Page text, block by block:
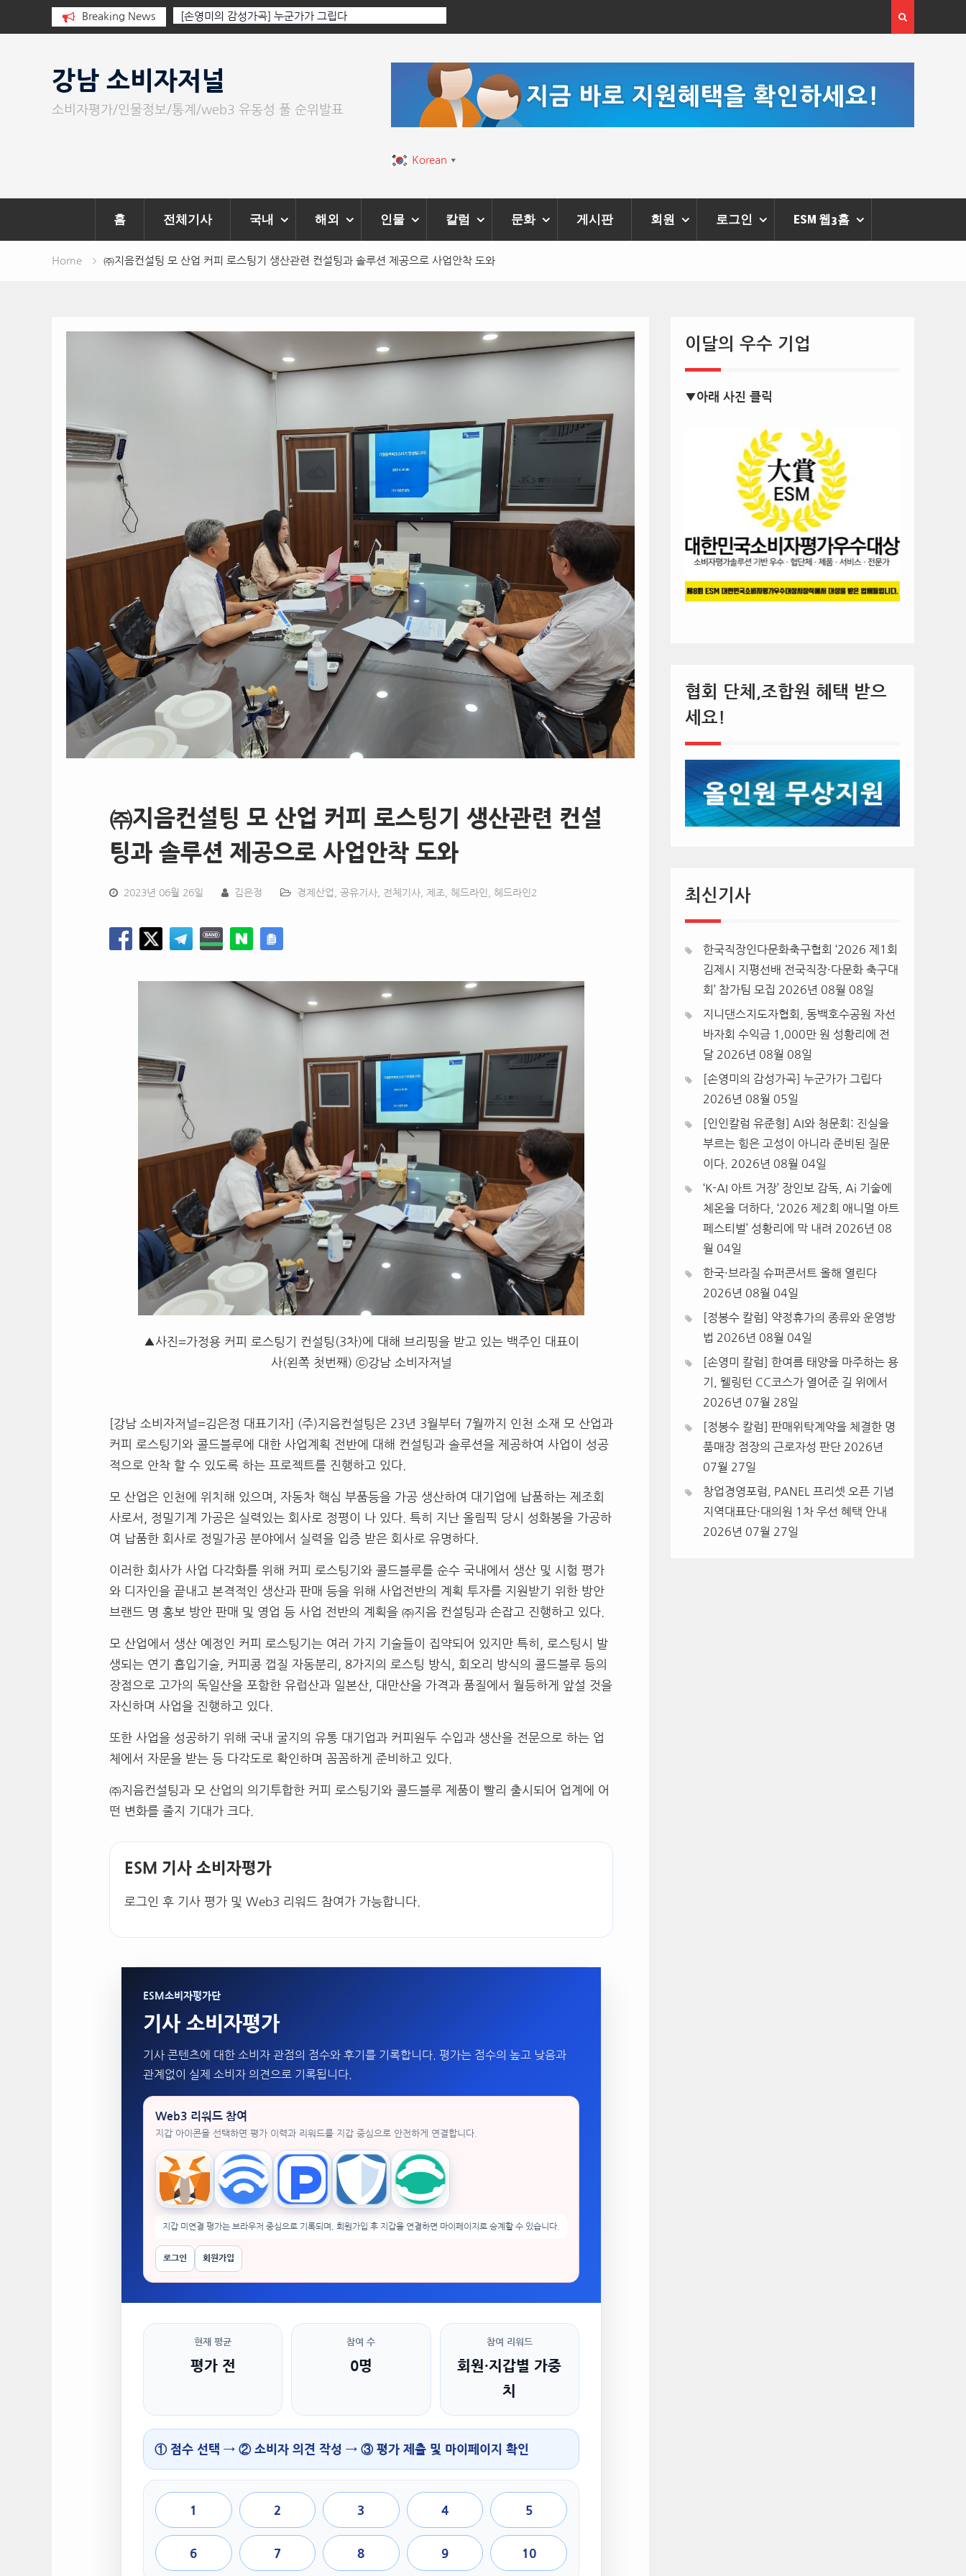
Breaking News
동백호수공원 자선 바자회 수익금
전달
[손영미의 감성가곡] 누군가가 그립다
이 아니라 준비된 질문이다.
‘K-AI 아트 거장’ 장인보 감독, Ai 기술에 체온을 더하
‘2026 제2회 애니멀 아트 페스티벌’ 성황리에 막 내려
강남 소비자저널
소비자평가/인물정보/통계/web3 유동성 풀 순위발표
Korean ▼
홈 전체기사 국내 해외 인물 칼럼 문화 게시판 회원 로그인 ESM 웹3홈
Home ㈜지음컨설팅 모 산업 커피 로스팅기 생산관련 컨설팅과 솔루션 제공으로 사업안착 도와
㈜지음컨설팅 모 산업 커피 로스팅기 생산관련 컨설
팅과 솔루션 제공으로 사업안착 도와
2023년 06월 26일 김은정 경제산업 공유기사 전체기사 제조 헤드라인 헤드라인2
▲사진=가정용 커피 로스팅기 컨설팅(3차)에 대해 브리핑을 받고 있는 백주인 대표이
사(왼쪽 첫번째) ⓒ강남 소비자저널
[강남 소비자저널=김은정 대표기자] (주)지음컨설팅은 23년 3월부터 7월까지 인천 소재 모 산업과
커피 로스팅기와 콜드블루에 대한 사업계획 전반에 대해 컨설팅과 솔루션을 제공하여 사업이 성공
적으로 안착 할 수 있도록 하는 프로젝트를 진행하고 있다.
모 산업은 인천에 위치해 있으며, 자동차 핵심 부품등을 가공 생산하여 대기업에 납품하는 제조회
사로서, 정밀기계 가공은 실력있는 회사로 정평이 나 있다. 특히 지난 올림픽 당시 성화봉을 가공하
여 납품한 회사로 정밀가공 분야에서 실력을 입증 받은 회사로 유명하다.
이러한 회사가 사업 다각화를 위해 커피 로스팅기와 콜드블루를 순수 국내에서 생산 및 시험 평가
와 디자인을 끝내고 본격적인 생산과 판매 등을 위해 사업전반의 계획 투자를 지원받기 위한 방안
브랜드 명 홍보 방안 판매 및 영업 등 사업 전반의 계획을 ㈜지음 컨설팅과 손잡고 진행하고 있다.
모 산업에서 생산 예정인 커피 로스팅기는 여러 가지 기술들이 집약되어 있지만 특히, 로스팅시 발
생되는 연기 흡입기술, 커피콩 껍질 자동분리, 8가지의 로스팅 방식, 회오리 방식의 콜드블루 등의
장점으로 고가의 독일산을 포함한 유럽산과 일본산, 대만산을 가격과 품질에서 월등하게 앞설 것을
자신하며 사업을 진행하고 있다.
또한 사업을 성공하기 위해 국내 굴지의 유통 대기업과 커피원두 수입과 생산을 전문으로 하는 업
체에서 자문을 받는 등 다각도로 확인하며 꼼꼼하게 준비하고 있다.
㈜지음컨설팅과 모 산업의 의기투합한 커피 로스팅기와 콜드블루 제품이 빨리 출시되어 업계에 어
떤 변화를 줄지 기대가 크다.
ESM 기사 소비자평가
로그인 후 기사 평가 및 Web3 리워드 참여가 가능합니다.
ESM소비자평가단
기사 소비자평가
기사 콘텐츠에 대한 소비자 관점의 점수와 후기를 기록합니다. 평가는 점수의 높고 낮음과
관계없이 실제 소비자 의견으로 기록됩니다.
Web3 리워드 참여
지갑 아이콘을 선택하면 평가 이력과 리워드를 지갑 중심으로 안전하게 연결합니다.
MetaMask WalletConnectTokenPocket Trust Wallet imToken
지갑 미연결 평가는 브라우저 중심으로 기록되며, 회원가입 후 지갑을 연결하면 마이페이지로 승계할 수 있습니다.
로그인 회원가입
현재 평균
평가 전
참여 수
0명
참여 리워드
회원·지갑별 가중
치
① 점수 선택 → ② 소비자 의견 작성 → ③ 평가 제출 및 마이페이지 확인
1 2 3 4 5
6 7 8 9 10
이달의 우수 기업
▼아래 사진 클릭
협회 단체,조합원 혜택 받으
세요!
최신기사
한국직장인다문화축구협회 ‘2026 제1회
김제시 지평선배 전국직장·다문화 축구대
회’ 참가팀 모집 2026년 08월 08일
지니댄스지도자협회, 동백호수공원 자선
바자회 수익금 1,000만 원 성황리에 전
달 2026년 08월 08일
[손영미의 감성가곡] 누군가가 그립다
2026년 08월 05일
[인인칼럼 유준형] AI와 청문회: 진실을
부르는 힘은 고성이 아니라 준비된 질문
이다.
2026년 08월 04일
‘K-AI 아트 거장’ 장인보 감독, Ai 기술에
체온을 더하다, ‘2026 제2회 애니멀 아트
페스티벌’ 성황리에 막 내려 2026년 08
월 04일
한국·브라질 슈퍼콘서트 올해 열린다
2026년 08월 04일
[정봉수 칼럼] 약정휴가의 종류와 운영방
법 2026년 08월 04일
[손영미 칼럼] 한여름 태양을 마주하는 용
기, 웰링턴 CC코스가 열어준 길 위에서
2026년 07월 28일
[정봉수 칼럼] 판매위탁계약을 체결한 명
품매장 점장의 근로자성 판단 2026년
07월 27일
창업경영포럼, PANEL 프리셋 오픈 기념
지역대표단·대의원 1차 우선 혜택 안내
2026년 07월 27일